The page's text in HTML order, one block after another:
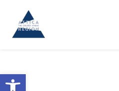
Open toolbar
Go to home